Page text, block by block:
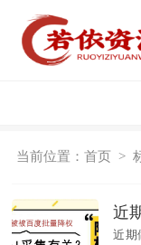
当前位置：首页 >
近期